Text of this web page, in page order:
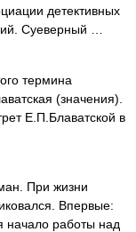
детективных
Суеверный …
термина
(значения).
Е.П.Блаватской в
При жизни
Впервые:
работы над